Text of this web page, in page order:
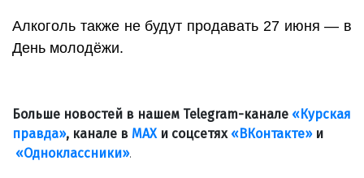
Алкоголь также не будут продавать 27 июня — в
День молодёжи.
Больше новостей в нашем Telegram-канале «Курская
правда», канале в МАХи соцсетях «ВКонтакте»и
«Одноклассники».